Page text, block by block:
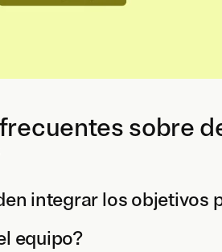
sobre
integrar los objetivos
equipo?